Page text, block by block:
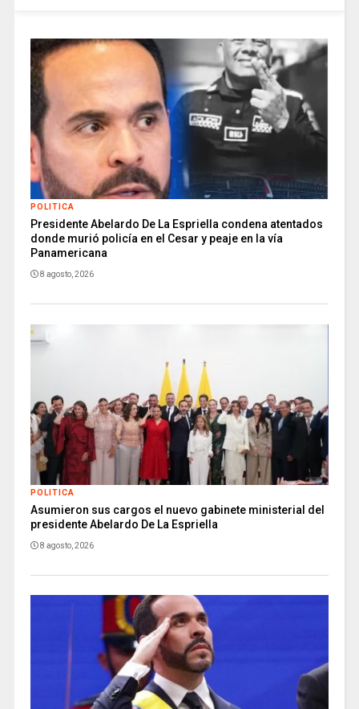
POLITICA
Presidente Abelardo De La Espriella condena atentados
donde murió policía en el Cesar y peaje en la vía
Panamericana
8 agosto, 2026
POLITICA
Asumieron sus cargos el nuevo gabinete ministerial del
presidente Abelardo De La Espriella
8 agosto, 2026